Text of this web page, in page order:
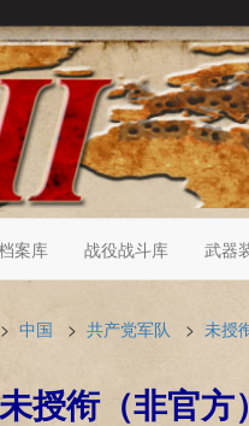
案库 战役战斗库 武器
中国 > 共产党军队 > 未授
授衔（非官方）